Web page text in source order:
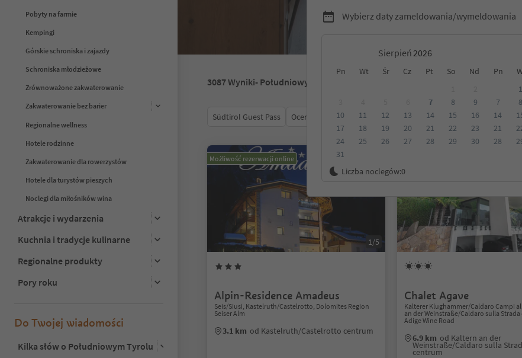
Pobyty na farmie
Kempingi
Górskie schroniska i zajazdy
Schroniska młodzieżowe
Zrównoważone zakwaterowanie
Zakwaterowanie bez barier
Regionalne wellness
Hotele rodzinne
Zakwaterowanie dla rowerzystów
Hotele dla turystów pieszych
Noclegi dla miłośników wina
Atrakcje i wydarzenia
Kuchnia i tradycje kulinarne
Regionalne produkty
Pory roku
Do Twojej wiadomości
Kilka słów o Południowym Tyrolu
Wybierz daty zameldowania/wymeldowania
Sierpień
Pn Wt Śr Cz Pt So Nd Pn
7 8
9
10
11 12 13 14 15
16
17
18 19 20 21 22
23
24
25 26 27 28 29
30
31
1
7
8
14
21
28
Liczba noclegów:0
3087Wyniki- Południowy Tyrol
Südtirol Guest Pass Ocena Kategoria Opcje wyżywienia Ekologiczne
Możliwość rezerwacji online
1/5
Alpin-Residence Amadeus
Seis/Siusi, Kastelruth/Castelrotto, Dolomites Region
Seiser Alm
3.1 km od Kastelruth/Castelrotto centrum
Chalet Agave
Kalterer Klughammer/Caldaro Campi
an der Weinstraße/Caldaro sulla
Adige Wine Road
6.9 km od Kaltern an der
Weinstraße/Caldaro sulla
centrum